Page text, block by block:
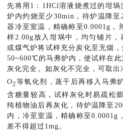
先将用1：1HCl溶液烧煮过的坩
炉内灼烧至少30min，待炉温降
器冷至室温，精确称至0.0001g，
样2.00g放入坩埚中，均匀铺片，
或煤气炉将试样充分炭化至无烟
50~600℃的马弗炉内，使试样在
灰化完全。如灰化不完全，可取
O2等氧化剂，蒸干后再移入马弗
含糖量较高，试样灰化时易疏松
纯植物油后再灰化，待炉温降至
内，冷至室温，精确称至0.0001g
差不得超过1mg。